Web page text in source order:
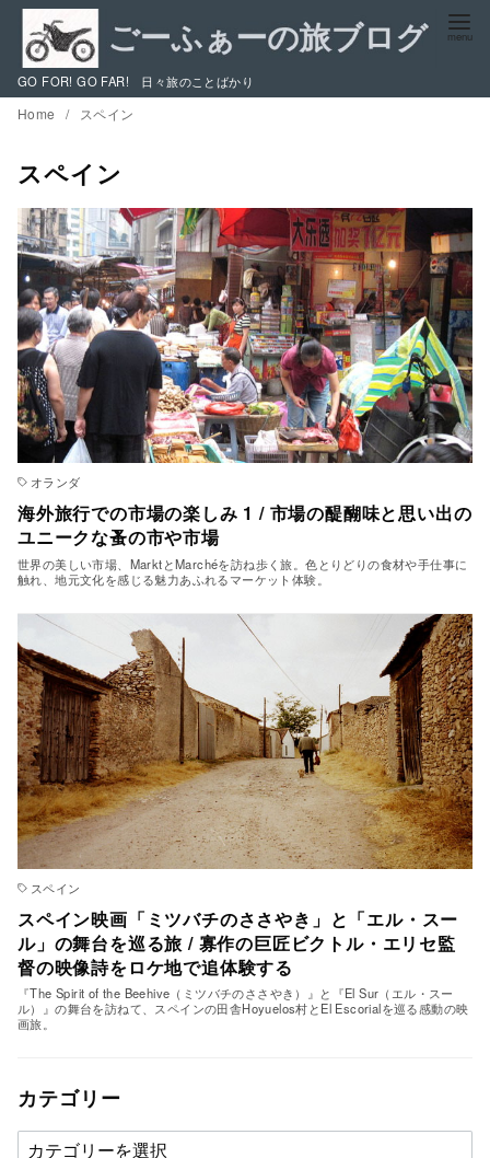
ン
GO FOR! GO FAR! 日々旅のことばかり
Home スペイン
スペイン
オランダ
海外旅行での市場の楽しみ 1 / 市場の醍醐味と思い出の
ユニークな蚤の市や市場
世界の美しい市場、MarktとMarchéを訪ね歩く旅。色とりどりの食材や手仕事に
触れ、地元文化を感じる魅力あふれるマーケット体験。
スペイン
スペイン映画「ミツバチのささやき」と「エル・スー
ル」の舞台を巡る旅 / 寡作の巨匠ビクトル・エリセ監
督の映像詩をロケ地で追体験する
『The Spirit of the Beehive（ミツバチのささやき）』と『El Sur（エル・スー
ル）』の舞台を訪ねて、スペインの田舎Hoyuelos村とEl Escorialを巡る感動の映
画旅。
カテゴリー
カ